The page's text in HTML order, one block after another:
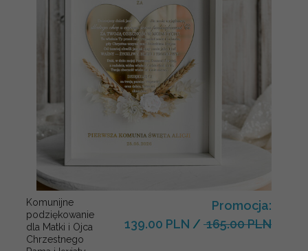
Komunijne
podziękowanie
dla Matki i Ojca
Chrzestnego
Promocja:
139.00 PLN / 165.00 PLN